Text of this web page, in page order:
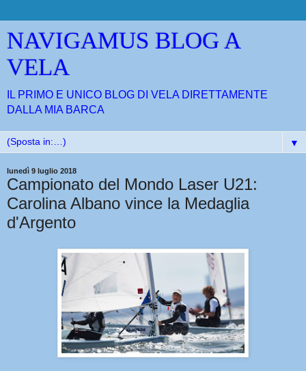
NAVIGAMUS BLOG A
VELA
IL PRIMO E UNICO BLOG DI VELA DIRETTAMENTE
DALLA MIA BARCA
▼
lunedì 9 luglio 2018
Campionato del Mondo Laser U21:
Carolina Albano vince la Medaglia
d'Argento